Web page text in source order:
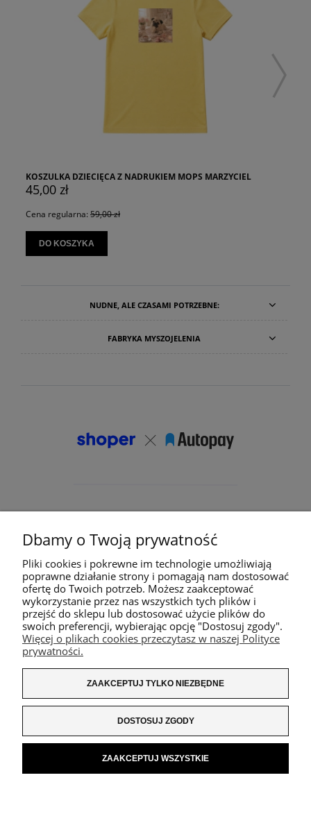
KOSZULKA DZIECIĘCA Z NADRUKIEM MOPS MARZYCIEL
45,00 zł
Cena regularna: 59,00 zł
DO KOSZYKA
NUDNE, ALE CZASAMI POTRZEBNE:
FABRYKA MYSZOJELENIA
Dbamy o Twoją prywatność
Pliki cookies i pokrewne im technologie umożliwiają
poprawne działanie strony i pomagają nam dostosować
ofertę do Twoich potrzeb. Możesz zaakceptować
wykorzystanie przez nas wszystkich tych plików i
przejść do sklepu lub dostosować użycie plików do
swoich preferencji, wybierając opcję "Dostosuj zgody".
Więcej o plikach cookies przeczytasz w naszej Polityce
prywatności.
ZAAKCEPTUJ TYLKO NIEZBĘDNE
DOSTOSUJ ZGODY
ZAAKCEPTUJ WSZYSTKIE